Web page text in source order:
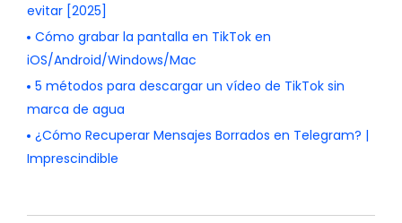
evitar [2025]
Cómo grabar la pantalla en TikTok en
iOS/Android/Windows/Mac
5 métodos para descargar un vídeo de TikTok sin
marca de agua
¿Cómo Recuperar Mensajes Borrados en Telegram? |
Imprescindible